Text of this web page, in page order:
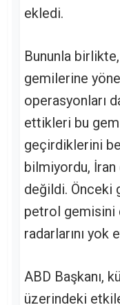
ekledi.
Bununla
gemilerine
operasyonları
ettikleri bu
geçirdiklerini
bilmiyordu,
değildi. Önceki
petrol gemisini
radarlarını yok
ABD Başkanı,
üzerindeki